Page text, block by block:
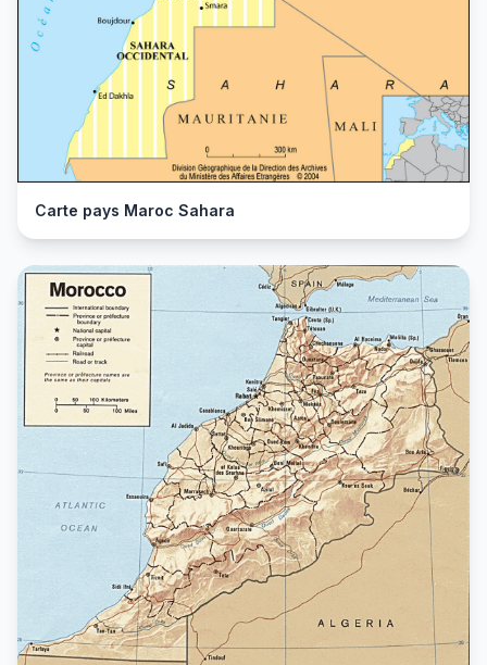
Carte pays Maroc Sahara